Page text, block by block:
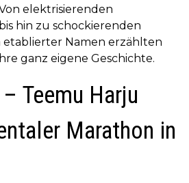
elektrisierenden
hin zu schockierenden
Namen erzählten
ganz eigene Geschichte.
Teemu Harju
Marathon in